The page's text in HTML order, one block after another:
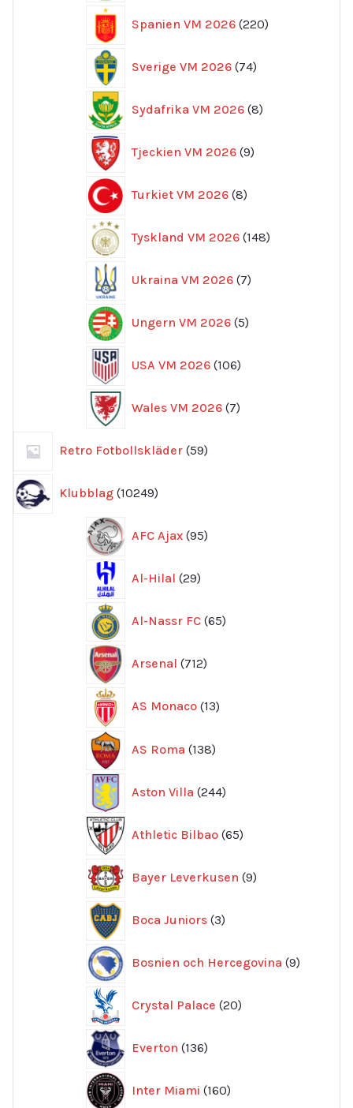
Spanien VM 2026 220
produkter
Sverige VM 2026 74
produkter
Sydafrika VM 2026 8
produkter
Tjeckien VM 2026 9
produkter
Turkiet VM 2026 8
produkter
Tyskland VM 2026 148
produkter
Ukraina VM 2026 7
produkter
Ungern VM 2026 5
produkter
USA VM 2026 106
produkter
Wales VM 2026 7
produkter
Retro Fotbollskläder 59
produkter
Klubblag 10249
produkter
AFC Ajax 95
produkter
Al-Hilal 29
produkter
Al-Nassr FC 65
produkter
Arsenal 712
produkter
AS Monaco 13
produkter
AS Roma 138
produkter
Aston Villa 244
produkter
Athletic Bilbao 65
produkter
Bayer Leverkusen 9
produkter
Boca Juniors 3
produkter
Bosnien och Hercegovina 9
produkter
Crystal Palace 20
produkter
Everton 136
produkter
Inter Miami 160
produkter